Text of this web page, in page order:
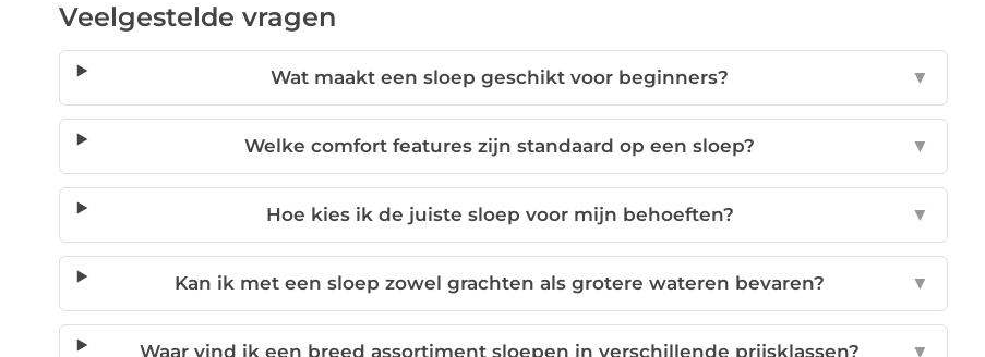
Veelgestelde vragen
Wat maakt een sloep geschikt voor beginners? ▼
Welke comfort features zijn standaard op een sloep? ▼
Hoe kies ik de juiste sloep voor mijn behoeften? ▼
Kan ik met een sloep zowel grachten als grotere wateren bevaren? ▼
Waar vind ik een breed assortiment sloepen in verschillende prijsklassen? ▼